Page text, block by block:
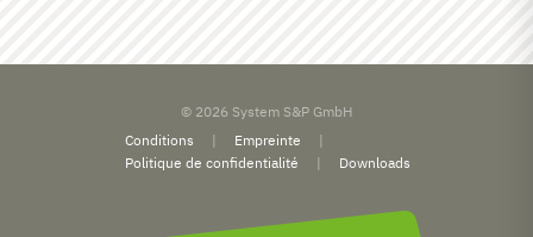
© 2026 System S&P GmbH
Conditions
Empreinte
Politique de confidentialité
Downloads